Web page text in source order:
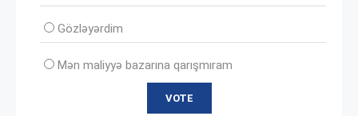
Gözləyərdim
Mən maliyyə bazarına qarışmıram